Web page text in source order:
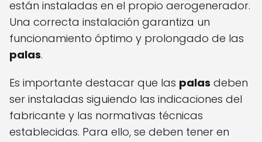
están instaladas en el propio aerogenerador.
Una correcta instalación garantiza un
funcionamiento óptimo y prolongado de las
palas.
Es importante destacar que las palas deben
ser instaladas siguiendo las indicaciones del
fabricante y las normativas técnicas
establecidas. Para ello, se deben tener en